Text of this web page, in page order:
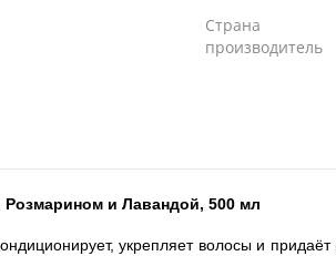
Страна
производитель
и Лавандой, 500 мл
укрепляет волосы и